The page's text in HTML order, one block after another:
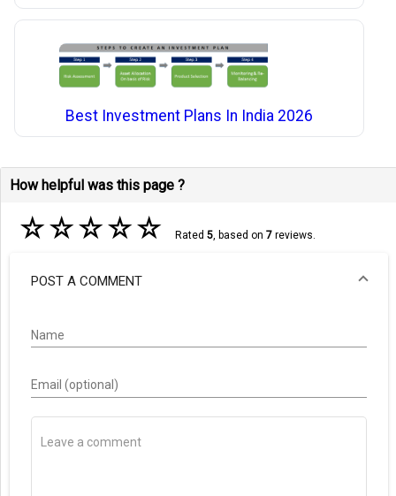
Best Investment Plans In India 2026
How helpful was this page ?
☆☆☆☆☆ Rated 5, based on 7reviews.
POST A COMMENT
Name
Email (optional)